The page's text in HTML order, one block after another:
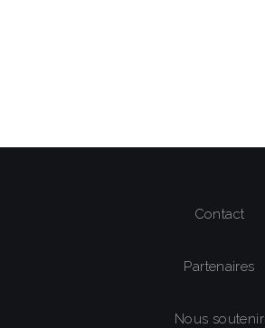
Contact
Partenaires
Nous soutenir